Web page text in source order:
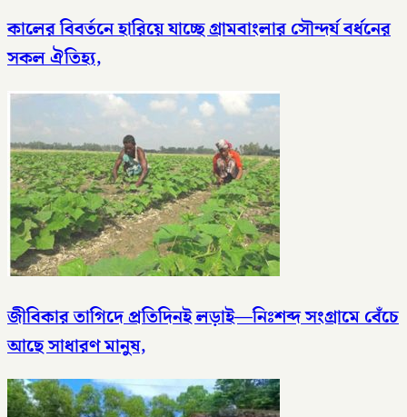
কালের বিবর্তনে হারিয়ে যাচ্ছে গ্রামবাংলার সৌন্দর্য বর্ধনের
সকল ঐতিহ্য,
জীবিকার তাগিদে প্রতিদিনই লড়াই—নিঃশব্দ সংগ্রামে বেঁচে
আছে সাধারণ মানুষ,